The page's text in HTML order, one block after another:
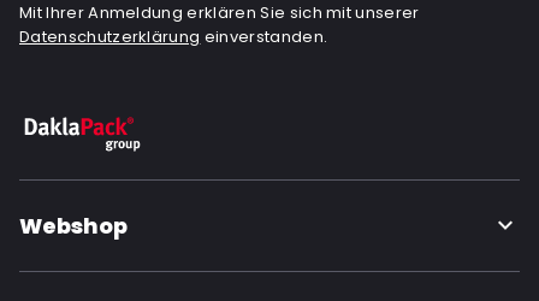
Mit Ihrer Anmeldung erklären Sie sich mit unserer
Datenschutzerklärung einverstanden.
Webshop